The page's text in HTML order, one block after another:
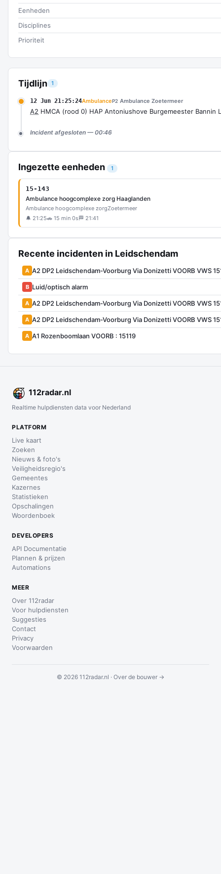
Tijdlijn 1
12 Jun 21:25:24AmbulanceP2 Ambulance Zoetermeer
A2 HMCA (rood 0) HAP Antoniushove Burgemeester Bannin
Incident afgesloten — 00:46
Ingezette eenheden 1
15-143
Ambulance hoogcomplexe zorg Haaglanden
Ambulance hoogcomplexe zorgZoetermeer
🔔 21:25🚗 15 min 0s 🏁 21:41
Recente incidenten in Leidschendam
A A2 DP2 Leidschendam-Voorburg Via Donizetti VOORB VWS
B Luid/optisch alarm
A A2 DP2 Leidschendam-Voorburg Via Donizetti VOORB VWS
A A2 DP2 Leidschendam-Voorburg Via Donizetti VOORB VWS
A A1 Rozenboomlaan VOORB : 15119
Eenheden
Disciplines
Prioriteit
112radar.nl
Realtime hulpdiensten data voor Nederland
PLATFORM
Live kaart
Zoeken
Nieuws & foto's
Veiligheidsregio's
Gemeentes
Kazernes
Statistieken
Opschalingen
Woordenboek
DEVELOPERS
API Documentatie
Plannen & prijzen
Automations
MEER
Over 112radar
Voor hulpdiensten
Suggesties
Contact
Privacy
Voorwaarden
© 2026 112radar.nl · Over de bouwer →